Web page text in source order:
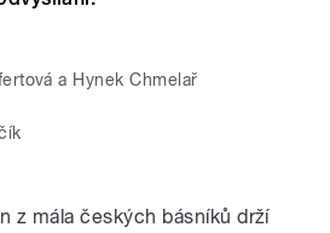
a Hynek Chmelař
z mála českých básníků drží